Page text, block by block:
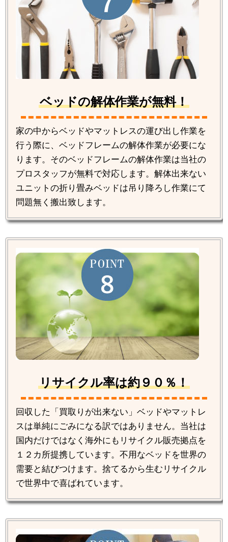
ベッドの解体作業が無料！
家の中からベッドやマットレスの運び出し作業を
行う際に、ベッドフレームの解体作業が必要にな
ります。そのベッドフレームの解体作業は当社の
プロスタッフが無料で対応します。解体出来ない
ユニットの折り畳みベッドは吊り降ろし作業にて
問題無く搬出致します。
リサイクル率は約９０％！
回収した「買取りが出来ない」ベッドやマットレ
スは単純にごみになる訳ではありません。当社は
国内だけではなく海外にもリサイクル販売拠点を
１２カ所提携しています。不用なベッドを世界の
需要と結びつけます。捨てるから生むリサイクル
で世界中で喜ばれています。